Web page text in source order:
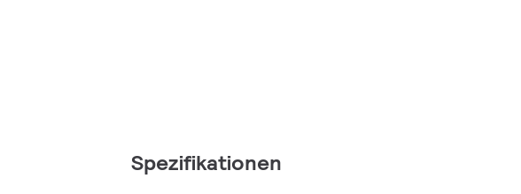
Spezifikationen